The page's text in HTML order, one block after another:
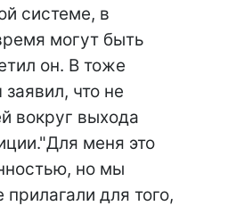
системе, в
могут быть
он. В тоже
что не
вокруг выхода
меня это
но мы
прилагали для того,